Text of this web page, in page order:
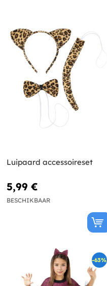
Luipaard accessoireset
5,99 €
BESCHIKBAAR
-63%